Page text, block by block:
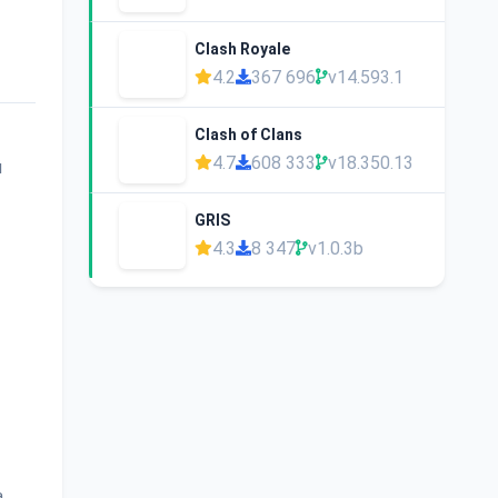
Clash Royale
4.2 367 696 v14.593.1
Clash of Clans
4.7 608 333 v18.350.13
GRIS
4.3 8 347 v1.0.3b